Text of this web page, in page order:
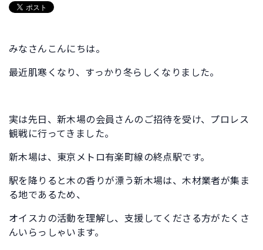
みなさんこんにちは。
最近肌寒くなり、すっかり冬らしくなりました。
実は先日、新木場の会員さんのご招待を受け、プロレス
観戦に行ってきました。
新木場は、東京メトロ有楽町線の終点駅です。
駅を降りると木の香りが漂う新木場は、木材業者が集ま
る地であるため、
オイスカの活動を理解し、支援してくださる方がたくさ
んいらっしゃいます。